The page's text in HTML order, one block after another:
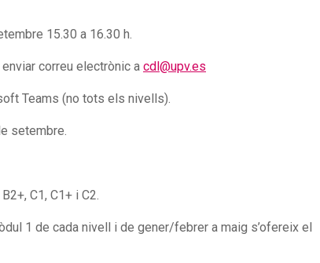
15.30 a 16.30 h.
correu electrònic a cdl@upv.es
Teams (no tots els nivells).
setembre.
C1, C1+ i C2.
1 de cada nivell i de gener/febrer a maig s’ofereix el